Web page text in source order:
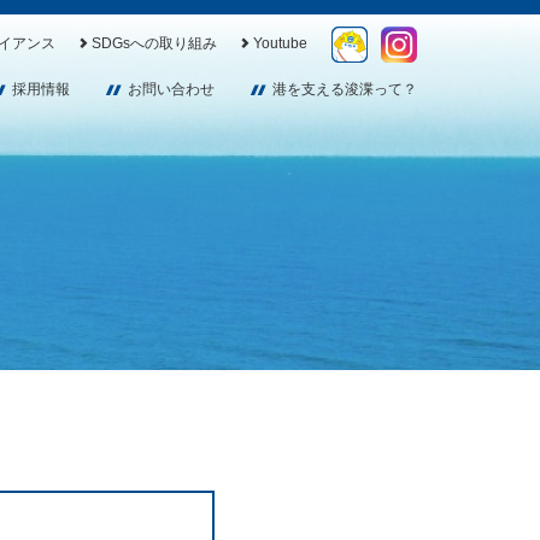
アンス SDGsへの取り組み Youtube
採用情報 お問い合わせ 港を支える浚渫って？